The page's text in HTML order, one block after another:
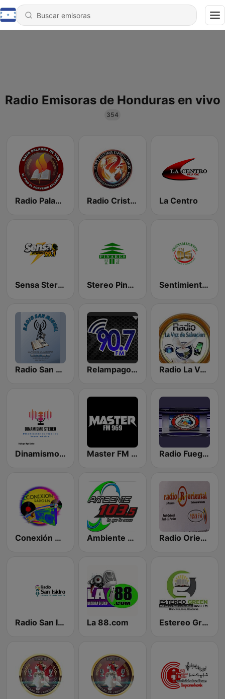
Radio Emisoras de Honduras en vivo
354
Radio Palabra De Vida La Ceiba Radio Cristiana Espiritu Santo La Centro
Sensa Stereo Stereo Pinares Sentimientos FM
Radio San Miguel Relampago 90.7 FM Radio La Voz de Salvacion
Dinamismo Stereo Master FM Honduras Radio Fuego Pentecostés
Conexión Radio HN Ambiente FM Radio Oriental
Radio San Isidro 105.1 FM La 88.com Estereo Green Olanchito 100.1 FM